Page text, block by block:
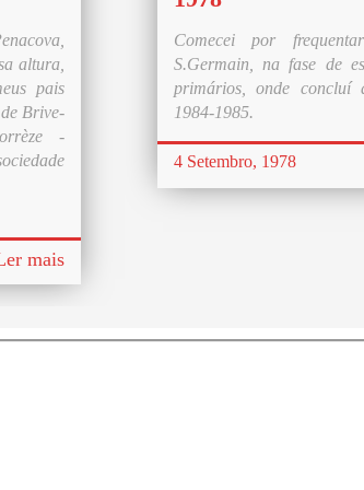
altura,
pais
Brive-
-
mais
Comecei por
S.Germain, na fase de
primários, onde concluí
1984-1985.
4 Setembro, 1978